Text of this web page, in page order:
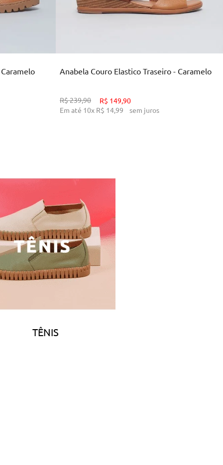
Anabela Couro Elastico Traseiro - Caramelo
R$239,90 R$ 149,90
Em até 10x R$ 14,99 sem juros
TÊNIS